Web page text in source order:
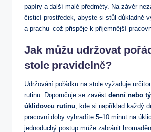
papíry a další malé předměty. ​Na závěr
čisticí prostředek, abyste si stůl ⁢důkladně
a prachu, což přispěje k ‌příjemnější
Jak můžu udržovat
stole pravidelně?
Udržování pořádku na stole vyžaduje​
rutinu. Doporučuje se zavést denní ‌nebo
úklidovou rutinu , kde si například každý
pracovní doby vyhradíte 5–10 ⁤minut na
‌jednoduchý postup může zabránit